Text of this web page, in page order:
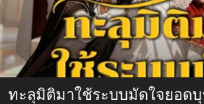
ทะลุมิติมาใช้ระบบมัดใจยอด